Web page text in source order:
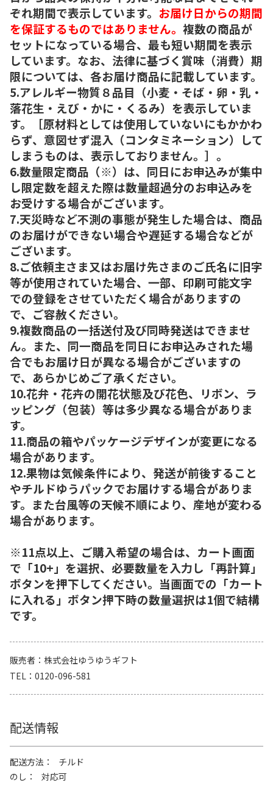
ぞれ期間で表示しています。 お届け日からの期間
を保証するものではありません。 複数の商品が
セットになっている場合、最も短い期間を表示
しています。なお、法律に基づく賞味（消費）期
限については、各お届け商品に記載しています。
5.アレルギー物質８品目（小麦・そば・卵・乳・
落花生・えび・かに・くるみ）を表示していま
す。［原材料としては使用していないにもかかわ
らず、意図せず混入（コンタミネーション）して
しまうものは、表示しておりません。］。
6.数量限定商品（※）は、同日にお申込みが集中
し限定数を超えた際は数量超過分のお申込みを
お受けする場合がございます。
7.天災時など不測の事態が発生した場合は、商品
のお届けができない場合や遅延する場合などが
ございます。
8.ご依頼主さま又はお届け先さまのご氏名に旧字
等が使用されていた場合、一部、印刷可能文字
での登録をさせていただく場合がありますの
で、ご容赦ください。
9.複数商品の一括送付及び同時発送はできませ
ん。また、同一商品を同日にお申込みされた場
合でもお届け日が異なる場合がございますの
で、あらかじめご了承ください。
10.花弁・花卉の開花状態及び花色、リボン、ラ
ッピング（包装）等は多少異なる場合がありま
す。
11.商品の箱やパッケージデザインが変更になる
場合があります。
12.果物は気候条件により、発送が前後すること
やチルドゆうパックでお届けする場合がありま
す。また台風等の天候不順により、産地が変わる
場合があります。
※11点以上、ご購入希望の場合は、カート画面
で「10+」を選択、必要数量を入力し「再計算」
ボタンを押下してください。当画面での「カート
に入れる」ボタン押下時の数量選択は1個で結構
です。
販売者
株式会社ゆうゆうギフト
TEL
0120-096-581
配送情報
配送方法
チルド
のし
対応可